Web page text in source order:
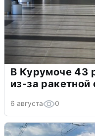
В Курумоче 43
из-за ракетной
6 августа 0